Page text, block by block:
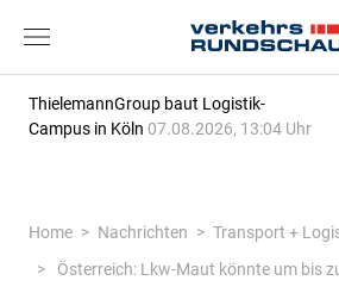
ThielemannGroup baut Logistik-
Campus in Köln 07.08.2026, 13:04 Uhr
Home Nachrichten
Transport +
Österreich: Lkw-Maut könnte um bis